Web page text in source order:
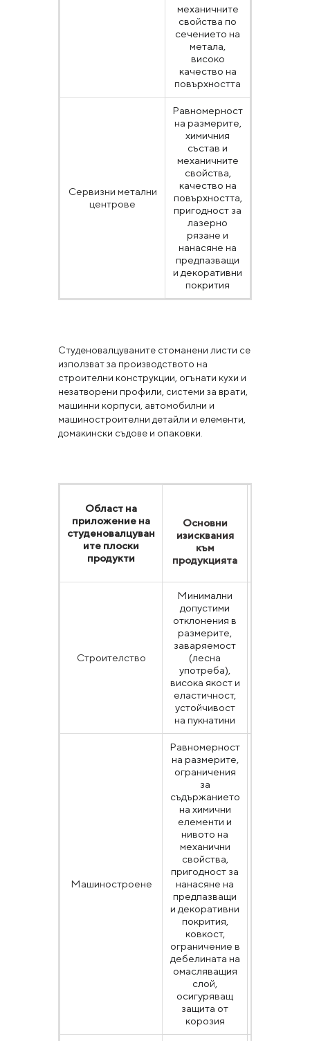
механичните
свойства по
сечението на
метала,
високо
качество на
повърхността
Сервизни метални
центрове
Равномерност
на размерите,
химичния
състав и
механичните
свойства,
качество на
повърхността,
пригодност за
лазерно
рязане и
нанасяне на
предпазващи
и декоративни
покрития
Студеновалцуваните стоманени листи се
използват за производството на
строителни конструкции, огънати кухи и
незатворени профили, системи за врати,
машинни корпуси, автомобилни и
машиностроителни детайли и елементи,
домакински съдове и опаковки.
Област на
приложение на
студеновалцуван
ите плоски
продукти
Основни
изисквания
към
продукцията
Строителство
Минимални
допустими
отклонения в
размерите,
заваряемост
(лесна
употреба),
висока якост и
еластичност,
устойчивост
на пукнатини
Машиностроене
Равномерност
на размерите,
ограничения
за
съдържанието
на химични
елементи и
нивото на
механични
свойства,
пригодност за
нанасяне на
предпазващи
и декоративни
покрития,
ковкост,
ограничение в
дебелината на
омасляващия
слой,
осигуряващ
защита от
корозия